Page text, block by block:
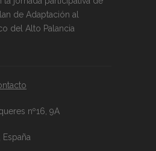
de Adaptación al
del Alto Palancia
nº16, 9A